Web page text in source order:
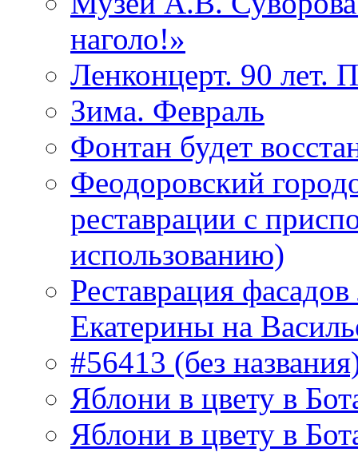
наголо!»
Ленконцерт. 90 лет.
Зима. Февраль
Фонтан будет
Феодоровский
реставрации с
использованию)
Реставрация
Екатерины на
#56413 (без
Яблони в цвету в
Яблони в цвету в